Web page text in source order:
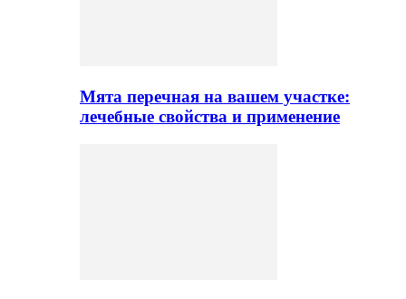
Мята перечная на вашем участке:
лечебные свойства и применение